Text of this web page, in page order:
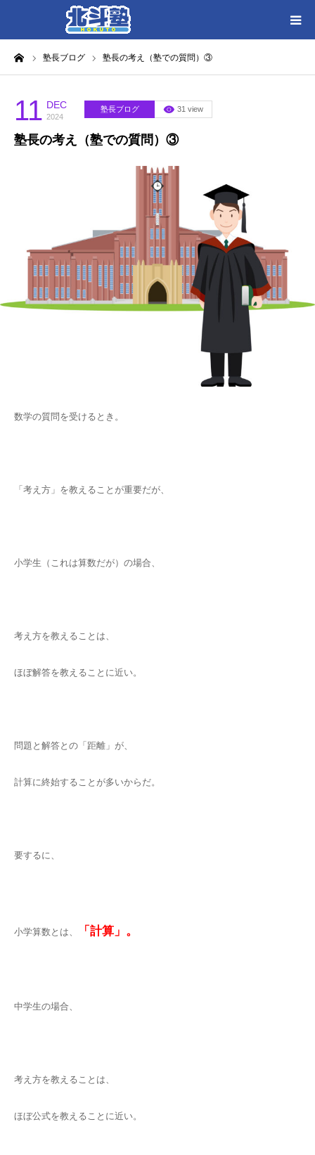
塾長ブログ 塾長の考え（塾での質問）③
11 DEC
2024
塾長ブログ 31 view
塾長の考え（塾での質問）③
数学の質問を受けるとき。
「考え方」を教えることが重要だが、
小学生（これは算数だが）の場合、
考え方を教えることは、
ほぼ解答を教えることに近い。
問題と解答との「距離」が、
計算に終始することが多いからだ。
要するに、
小学算数とは、 「計算」。
中学生の場合、
考え方を教えることは、
ほぼ公式を教えることに近い。
HOME
各教室別に記事を見る
北斗塾／教室一覧